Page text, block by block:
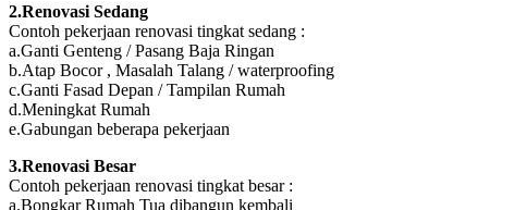
2.Renovasi Sedang
Contoh pekerjaan renovasi tingkat sedang :
a.Ganti Genteng / Pasang Baja Ringan
b.Atap Bocor , Masalah Talang / waterproofing
c.Ganti Fasad Depan / Tampilan Rumah
d.Meningkat Rumah
e.Gabungan beberapa pekerjaan
3.Renovasi Besar
Contoh pekerjaan renovasi tingkat besar :
a.Bongkar Rumah Tua dibangun kembali